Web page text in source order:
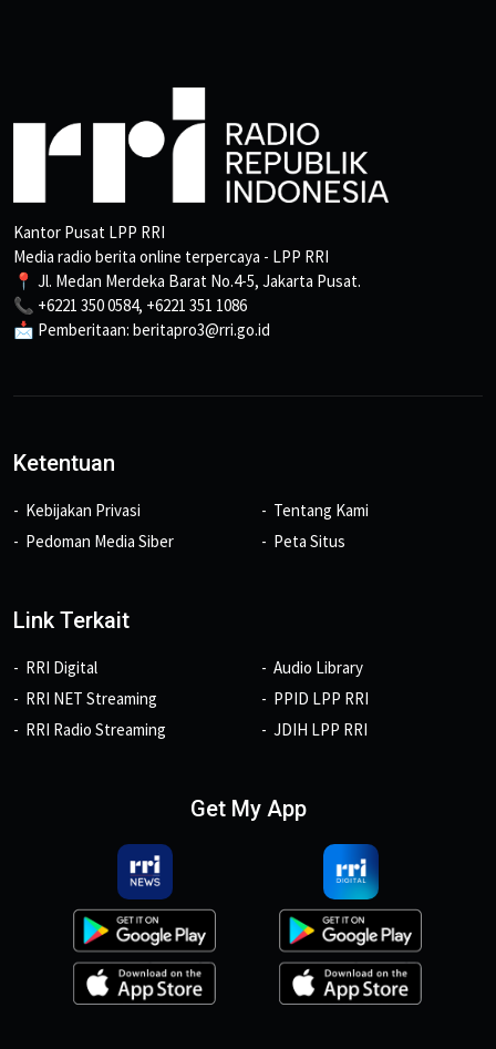
Kantor Pusat LPP RRI
Media radio berita online terpercaya - LPP RRI
📍 Jl. Medan Merdeka Barat No.4-5, Jakarta Pusat.
📞 +6221 350 0584, +6221 351 1086
📩 Pemberitaan: beritapro3@rri.go.id
Ketentuan
Kebijakan Privasi
Pedoman Media Siber
Tentang Kami
Peta Situs
Link Terkait
RRI Digital
RRI NET Streaming
RRI Radio Streaming
Audio Library
PPID LPP RRI
JDIH LPP RRI
Get My App